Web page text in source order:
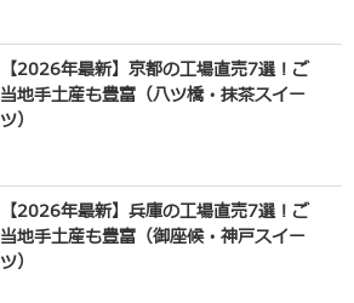
【2026年最新】京都の工場直売7選！ご
当地手土産も豊富（八ツ橋・抹茶スイー
ツ）
【2026年最新】兵庫の工場直売7選！ご
当地手土産も豊富（御座候・神戸スイー
ツ）